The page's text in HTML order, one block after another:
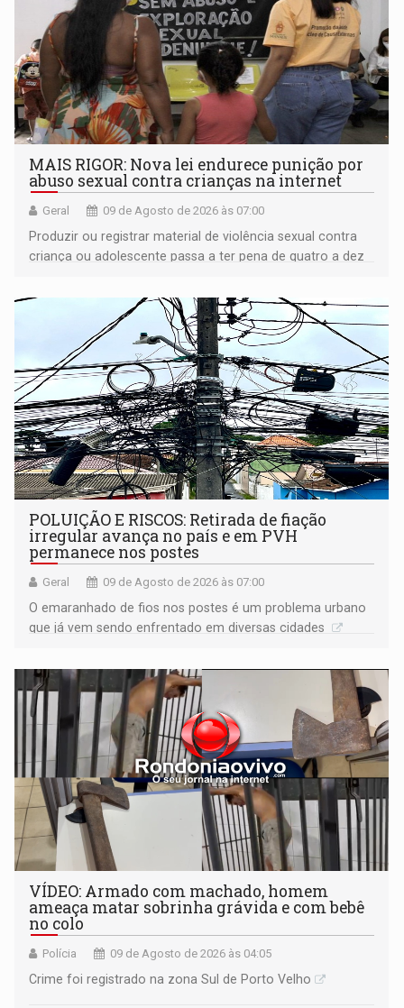
MAIS RIGOR: Nova lei endurece punição por
abuso sexual contra crianças na internet
Geral 09 de Agosto de 2026 às 07:00
Produzir ou registrar material de violência sexual contra
criança ou adolescente passa a ter pena de quatro a dez
POLUIÇÃO E RISCOS: Retirada de fiação
irregular avança no país e em PVH
permanece nos postes
Geral 09 de Agosto de 2026 às 07:00
O emaranhado de fios nos postes é um problema urbano
que já vem sendo enfrentado em diversas cidades
VÍDEO: Armado com machado, homem
ameaça matar sobrinha grávida e com bebê
no colo
Polícia 09 de Agosto de 2026 às 04:05
Crime foi registrado na zona Sul de Porto Velho